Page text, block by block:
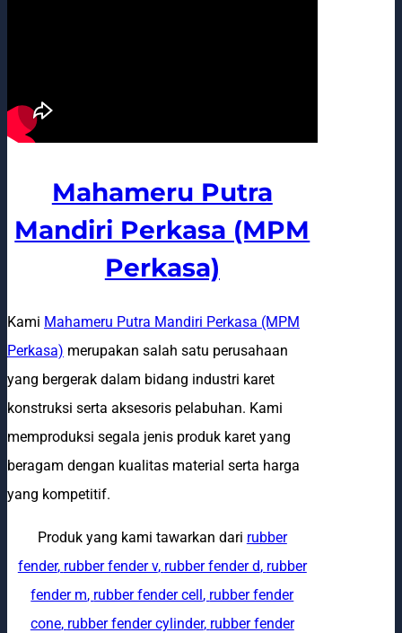
Mahameru Putra
Mandiri Perkasa (MPM
Perkasa)
Kami Mahameru Putra Mandiri Perkasa (MPM
Perkasa) merupakan salah satu perusahaan
yang bergerak dalam bidang industri karet
konstruksi serta aksesoris pelabuhan. Kami
memproduksi segala jenis produk karet yang
beragam dengan kualitas material serta harga
yang kompetitif.
Produk yang kami tawarkan dari rubber
fender, rubber fender v, rubber fender d, rubber
fender m, rubber fender cell, rubber fender
cone, rubber fender cylinder, rubber fender